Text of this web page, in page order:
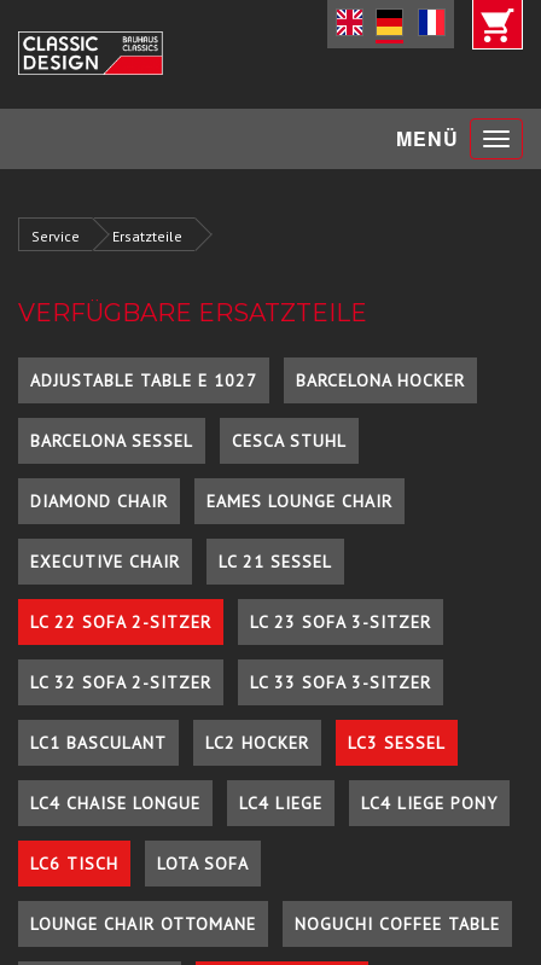
MENÜ Toggle
Service Ersatzteile
VERFÜGBARE ERSATZTEILE
ADJUSTABLE TABLE E 1027 BARCELONA HOCKER
BARCELONA SESSEL CESCA STUHL
DIAMOND CHAIR EAMES LOUNGE CHAIR
EXECUTIVE CHAIR LC 21 SESSEL
LC 22 SOFA 2-SITZER LC 23 SOFA 3-SITZER
LC 32 SOFA 2-SITZER LC 33 SOFA 3-SITZER
LC1 BASCULANT LC2 HOCKER LC3 SESSEL
LC4 CHAISE LONGUE LC4 LIEGE LC4 LIEGE PONY
LC6 TISCH LOTA SOFA
LOUNGE CHAIR OTTOMANE NOGUCHI COFFEE TABLE